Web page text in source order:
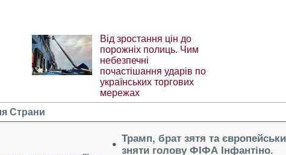
Від зростання цін до
порожніх полиць. Чим
небезпечні
почастішання ударів по
українських торгових
мережах
Страни
Трамп, брат зятя та
зняти голову ФІФА Інфантіно.